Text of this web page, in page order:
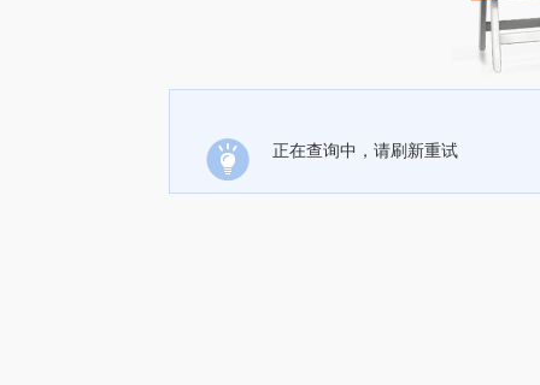
正在查询中，请刷新重试